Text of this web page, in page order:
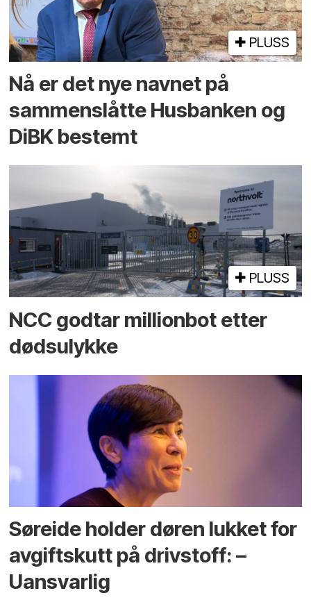
PLUSS
Nå er det nye navnet på
sammenslåtte Husbanken og
DiBK bestemt
PLUSS
NCC godtar millionbot etter
dødsulykke
Søreide holder døren lukket for
avgiftskutt på drivstoff: –
Uansvarlig